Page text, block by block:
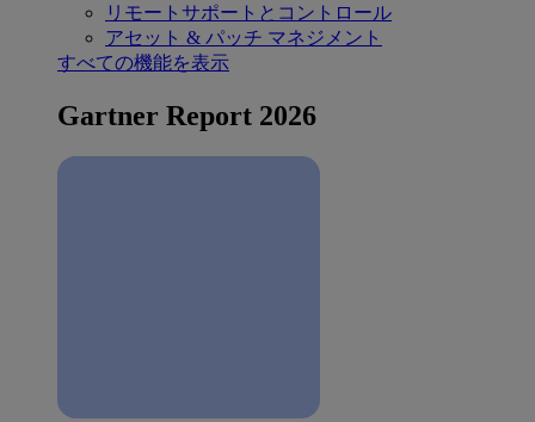
リモートサポートとコントロール
アセット & パッチ マネジメント
すべての機能を表示
Gartner Report 2026